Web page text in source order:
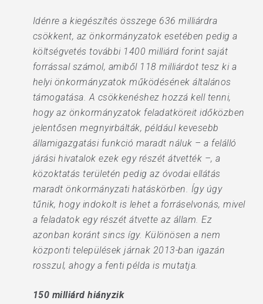
Idénre a kiegészítés összege 636 milliárdra
csökkent, az önkormányzatok esetében pedig a
költségvetés további 1400 milliárd forint saját
forrással számol, amiből 118 milliárdot tesz ki a
helyi önkormányzatok működésének általános
támogatása. A csökkenéshez hozzá kell tenni,
hogy az önkormányzatok feladatköreit időközben
jelentősen megnyirbálták, például kevesebb
államigazgatási funkció maradt náluk – a felálló
járási hivatalok ezek egy részét átvették –, a
közoktatás területén pedig az óvodai ellátás
maradt önkormányzati hatáskörben. Így úgy
tűnik, hogy indokolt is lehet a forráselvonás, mivel
a feladatok egy részét átvette az állam. Ez
azonban koránt sincs így. Különösen a nem
központi települések járnak 2013-ban igazán
rosszul, ahogy a fenti példa is mutatja.
150 milliárd hiányzik